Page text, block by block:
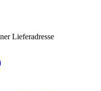
Lieferadresse